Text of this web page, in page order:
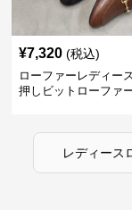
¥7,320 (税込)
ローファーレディー
押しビットローファ
レディース